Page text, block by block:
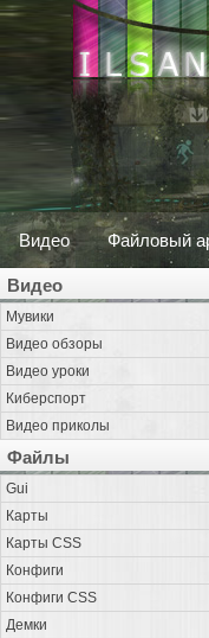
Видео Файловый
Видео
Мувики
Видео обзоры
Видео уроки
Киберспорт
Видео приколы
Файлы
Gui
Карты
Карты CSS
Конфиги
Конфиги CSS
Демки